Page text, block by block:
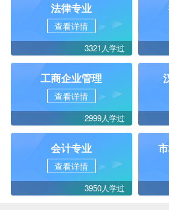
法律专业
查看详情
3321人学过
工商企业管理
查看详情
2999人学过
会计专业
查看详情
3950人学过